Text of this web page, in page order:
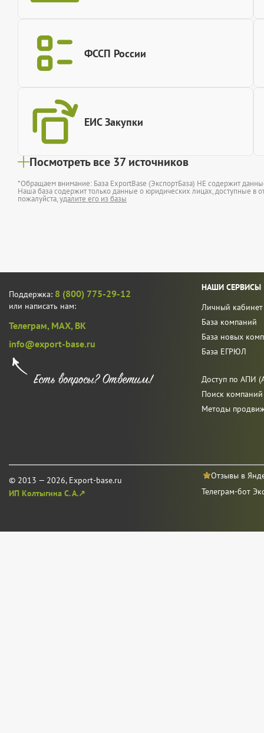
ФССП России
ЕИС Закупки
Посмотреть все 37 источников
*Обращаем внимание: База ExportBase (ЭкспортБаза) НЕ содержит
Наша база содержит только данные о юридических лицах, доступные в
пожалуйста,удалите его из базы
Поддержка: 8 (800) 775-29-12
или написать нам:
Телеграм, MAX, ВК
info@export-base.ru
© 2013 — 2026, Export-base.ru
ИП Колтыгина С. А.↗
НАШИ СЕРВИСЫ
Личный кабинет
База компаний
База новых
База ЕГРЮЛ
Доступ по АПИ
Поиск
Методы
Отзывы в
Телеграм-бот